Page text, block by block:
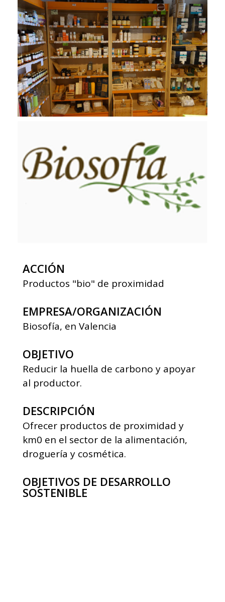
ACCIÓN
Productos "bio" de proximidad
EMPRESA/ORGANIZACIÓN
Biosofía, en Valencia
OBJETIVO
Reducir la huella de carbono y apoyar
al productor.
DESCRIPCIÓN
Ofrecer productos de proximidad y
km0 en el sector de la alimentación,
droguería y cosmética.
OBJETIVOS DE DESARROLLO
SOSTENIBLE